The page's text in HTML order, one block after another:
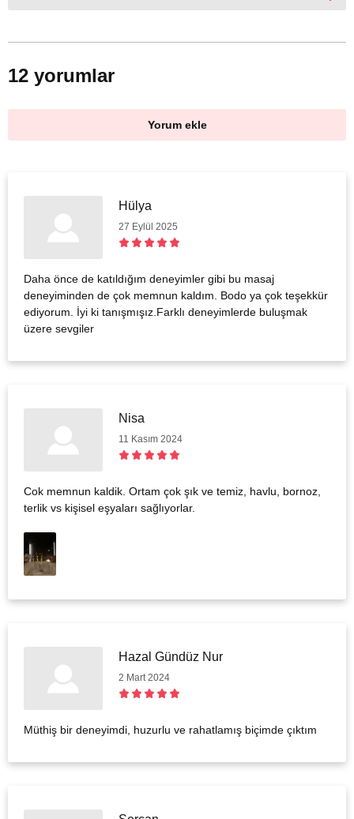
12 yorumlar
Yorum ekle
Hülya
27 Eylül 2025
Daha önce de katıldığım deneyimler gibi bu masaj
deneyiminden de çok memnun kaldım. Bodo ya çok teşekkür
ediyorum. İyi ki tanışmışız.Farklı deneyimlerde buluşmak
üzere sevgiler
Nisa
11 Kasım 2024
Cok memnun kaldik. Ortam çok şık ve temiz, havlu, bornoz,
terlik vs kişisel eşyaları sağlıyorlar.
Hazal Gündüz Nur
2 Mart 2024
Müthiş bir deneyimdi, huzurlu ve rahatlamış biçimde çıktım